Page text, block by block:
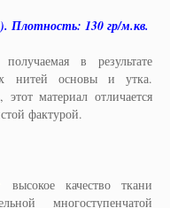
Плотность: 130 гр/м.кв.
в результате
нитей основы и утка.
материал отличается
фактурой.
высокое качество ткани
многоступенчатой